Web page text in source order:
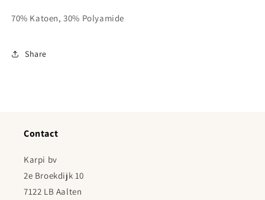
70% Katoen, 30% Polyamide
Share
Contact
Karpi bv
2e Broekdijk 10
7122 LB Aalten